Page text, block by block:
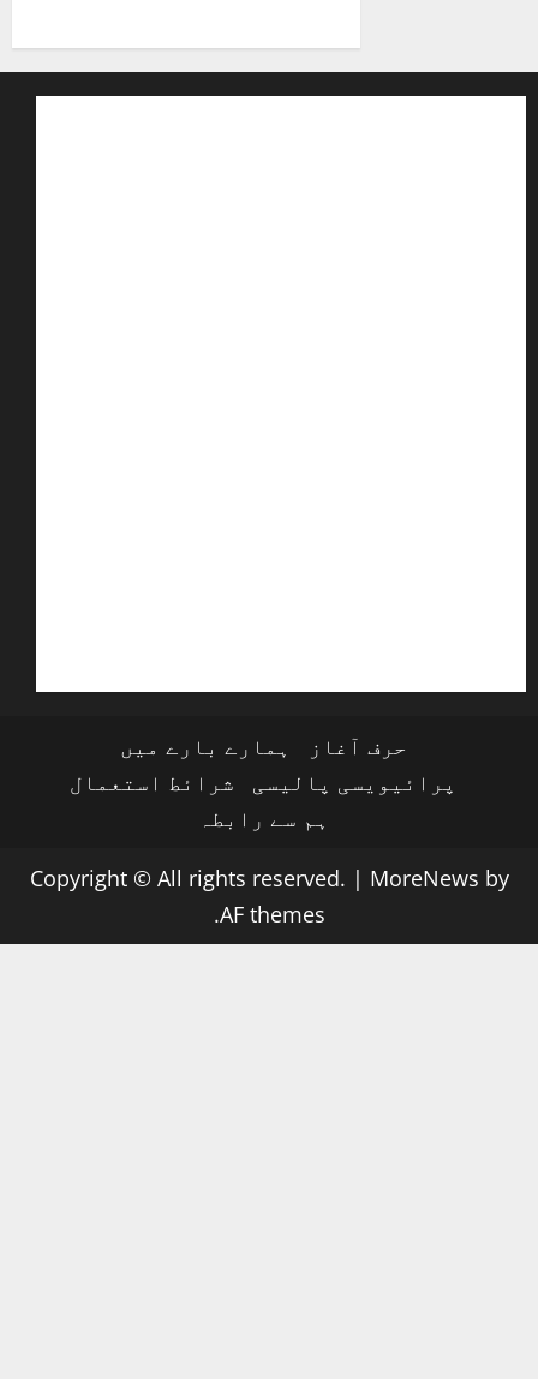
حرف آغاز
ہمارے بارے میں
پرائیویسی پالیسی
شرائط استعمال
ہم سے رابطہ
Copyright © All rights reserved. | MoreNews by
AF themes.